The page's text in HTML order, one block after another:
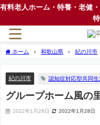
有料老人ホーム・特養・老健
ホーム 和歌山県 紀の川市
紀の川市 認知症対応型共同
グループホーム風の
2022年1月28日 2022年1月28日